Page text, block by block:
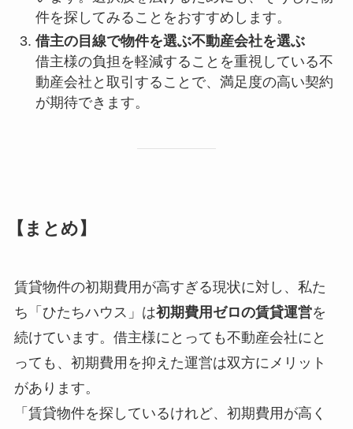
件を探してみることをおすすめします。
借主の目線で物件を選ぶ不動産会社を選ぶ
借主様の負担を軽減することを重視している不
動産会社と取引することで、満足度の高い契約
が期待できます。
【まとめ】
賃貸物件の初期費用が高すぎる現状に対し、私た
ち「ひたちハウス」は初期費用ゼロの賃貸運営を
続けています。借主様にとっても不動産会社にと
っても、初期費用を抑えた運営は双方にメリット
があります。
「賃貸物件を探しているけれど、初期費用が高く